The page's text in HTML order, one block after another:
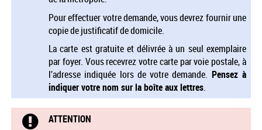
Pour effectuer votre demande, vous devrez fournir une
copie de justificatif de domicile.
La carte est gratuite et délivrée à un seul exemplaire
par foyer. Vous recevrez votre carte par voie postale, à
l’adresse indiquée lors de votre demande. Pensez à
indiquer votre nom sur la boîte aux lettres.
ATTENTION